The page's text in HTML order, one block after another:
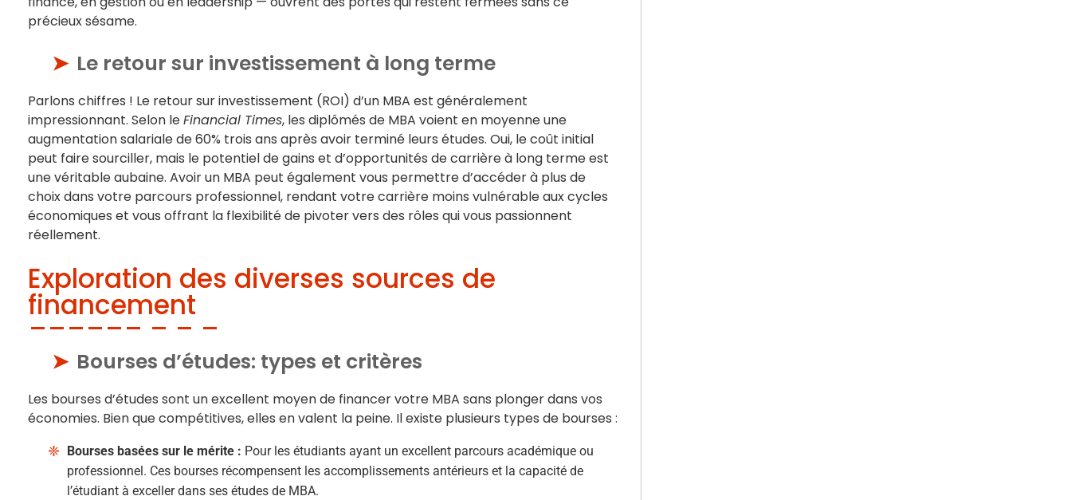
précieux sésame.
Le retour sur investissement à long terme
Parlons chiffres ! Le retour sur investissement (ROI) d’un MBA est généralement
impressionnant. Selon leFinancial Times, les diplômés de MBA voient en moyenne une
augmentation salariale de 60% trois ans après avoir terminé leurs études. Oui, le coût initial
peut faire sourciller, mais le potentiel de gains et d’opportunités de carrière à long terme est
une véritable aubaine. Avoir un MBA peut également vous permettre d’accéder à plus de
choix dans votre parcours professionnel, rendant votre carrière moins vulnérable aux cycles
économiques et vous offrant la flexibilité de pivoter vers des rôles qui vous passionnent
réellement.
Exploration des diverses sources de
financement
Bourses d’études: types et critères
Les bourses d’études sont un excellent moyen de financer votre MBA sans plonger dans vos
économies. Bien que compétitives, elles en valent la peine. Il existe plusieurs types de bourses :
Bourses basées sur le mérite : Pour les étudiants ayant un excellent parcours académique ou
professionnel. Ces bourses récompensent les accomplissements antérieurs et la capacité de
l’étudiant à exceller dans ses études de MBA.